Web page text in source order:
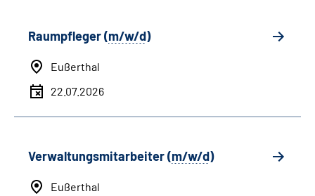
Raumpfleger (m/w/d)
Eußerthal
22.07.2026
Verwaltungsmitarbeiter (m/w/d)
Eußerthal